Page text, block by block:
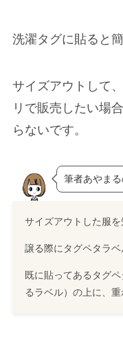
洗濯タグに貼ると
サイズアウトして
リで販売したい場
らないです。
筆者あやま
サイズアウトした服を
譲る際にタグペタラベ
既に貼ってあるタグ
るラベル）の上に、重